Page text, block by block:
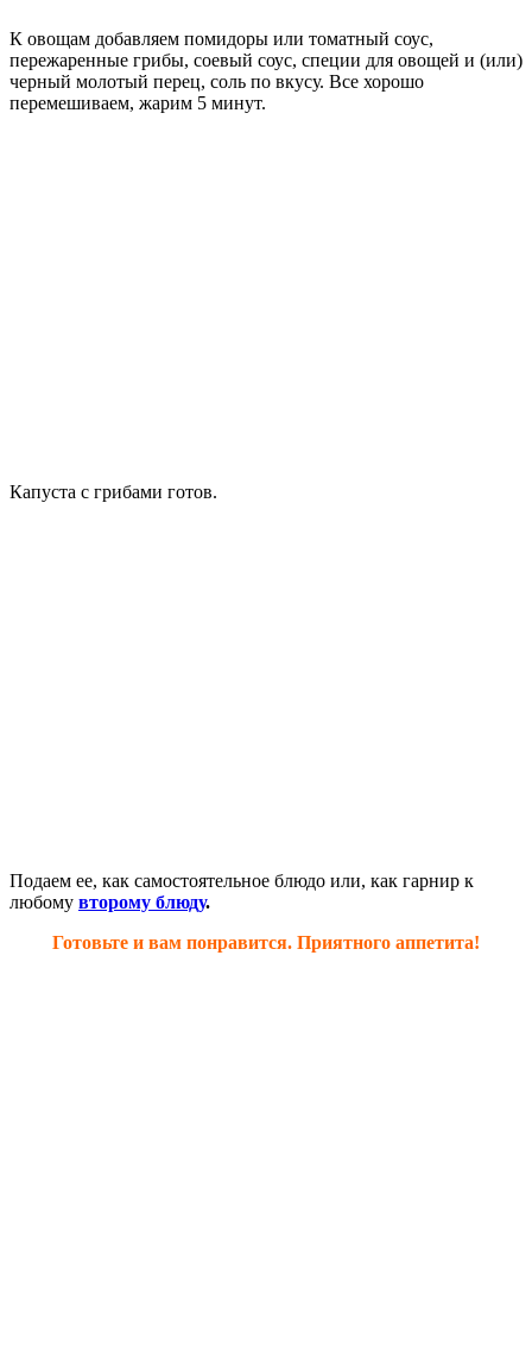
К овощам добавляем помидоры или томатный соус,
пережаренные грибы, соевый соус, специи для овощей и (или)
черный молотый перец, соль по вкусу. Все хорошо
перемешиваем, жарим 5 минут.
Капуста с грибами готов.
Подаем ее, как самостоятельное блюдо или, как гарнир к
любому второму блюду.
Готовьте и вам понравится. Приятного аппетита!